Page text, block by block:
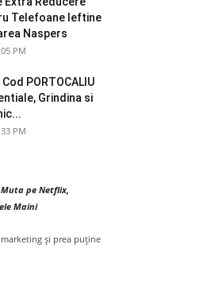
Telefoane Ieftine
Naspers
PM
PORTOCALIU
Grindina si
PM
Muta pe Netflix,
Maini
și prea puține